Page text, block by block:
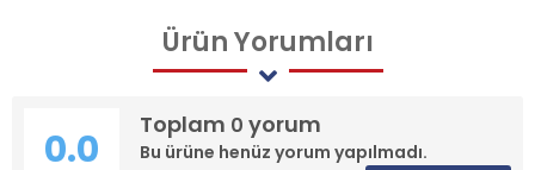
ÜrünYorumları
Toplam 0 yorum
Bu ürüne henüz yorum yapılmadı.
0.0